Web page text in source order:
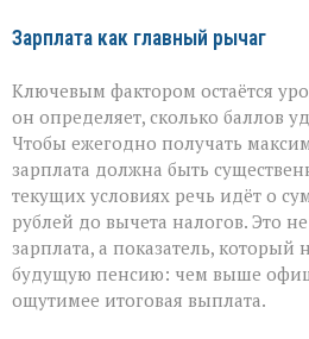
Зарплата как главный рычаг
Ключевым фактором остаётся
он определяет, сколько баллов
Чтобы ежегодно получать
зарплата должна быть
текущих условиях речь идёт о
рублей до вычета налогов. Это
зарплата, а показатель,
будущую пенсию: чем выше
ощутимее итоговая выплата.